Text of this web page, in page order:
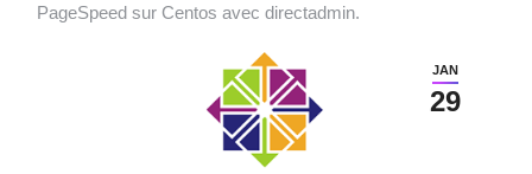
PageSpeed sur Centos avec directadmin.
JAN
29